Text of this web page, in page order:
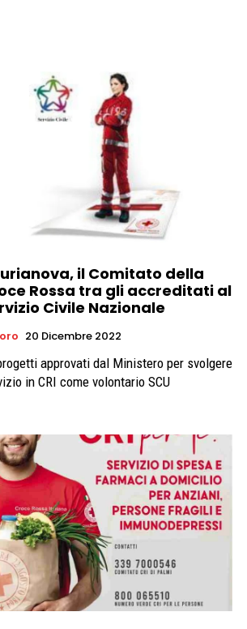
il Comitato della
Rossa tra gli accreditati al
Civile Nazionale
20 Dicembre 2022
approvati dal Ministero per svolgere
in CRI come volontario SCU